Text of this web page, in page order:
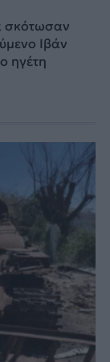
σκότωσαν
Ιβάν
ηγέτη